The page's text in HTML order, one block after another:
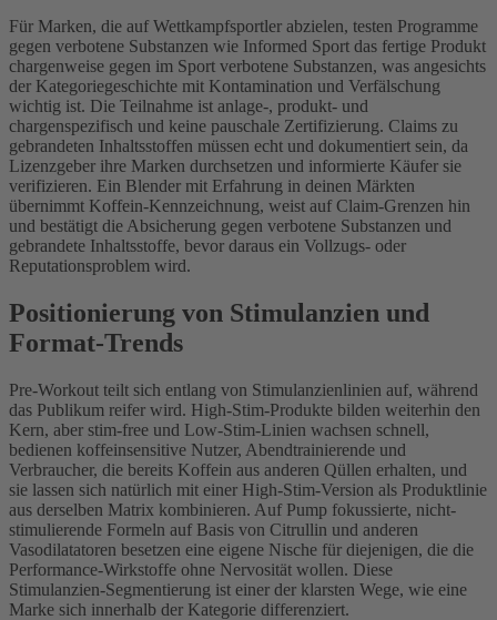
Für Marken, die auf Wettkampfsportler abzielen, testen Programme
gegen verbotene Substanzen wie Informed Sport das fertige Produkt
chargenweise gegen im Sport verbotene Substanzen, was angesichts
der Kategoriegeschichte mit Kontamination und Verfälschung
wichtig ist. Die Teilnahme ist anlage-, produkt- und
chargenspezifisch und keine pauschale Zertifizierung. Claims zu
gebrandeten Inhaltsstoffen müssen echt und dokumentiert sein, da
Lizenzgeber ihre Marken durchsetzen und informierte Käufer sie
verifizieren. Ein Blender mit Erfahrung in deinen Märkten
übernimmt Koffein-Kennzeichnung, weist auf Claim-Grenzen hin
und bestätigt die Absicherung gegen verbotene Substanzen und
gebrandete Inhaltsstoffe, bevor daraus ein Vollzugs- oder
Reputationsproblem wird.
Positionierung von Stimulanzien und
Format-Trends
Pre-Workout teilt sich entlang von Stimulanzienlinien auf, während
das Publikum reifer wird. High-Stim-Produkte bilden weiterhin den
Kern, aber stim-free und Low-Stim-Linien wachsen schnell,
bedienen koffeinsensitive Nutzer, Abendtrainierende und
Verbraucher, die bereits Koffein aus anderen Qüllen erhalten, und
sie lassen sich natürlich mit einer High-Stim-Version als Produktlinie
aus derselben Matrix kombinieren. Auf Pump fokussierte, nicht-
stimulierende Formeln auf Basis von Citrullin und anderen
Vasodilatatoren besetzen eine eigene Nische für diejenigen, die die
Performance-Wirkstoffe ohne Nervosität wollen. Diese
Stimulanzien-Segmentierung ist einer der klarsten Wege, wie eine
Marke sich innerhalb der Kategorie differenziert.